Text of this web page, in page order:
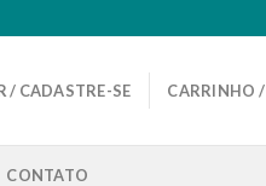
/ CADASTRE-SE CARRINHO /
CONTATO